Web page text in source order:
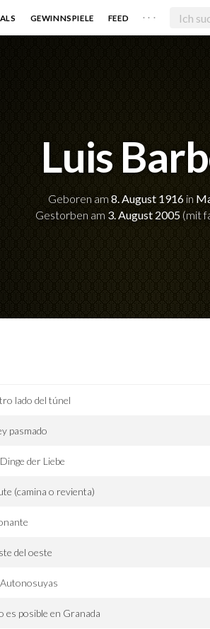
GEWINNSPIELE FEED . . .
Luis
Geboren am 8. August 1916 in
Gestorben am 3. August 2005 (mit
lado del túnel
pasmado
der Liebe
(camina o revienta)
del oeste
es posible en Granada